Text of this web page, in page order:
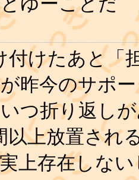
付けたあと「
昨今のサポ
つ折り返し
以上放置され
上存在しな